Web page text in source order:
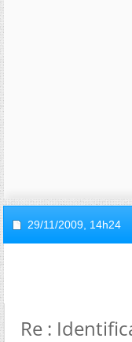
29/11/2009, 14h24
Re :